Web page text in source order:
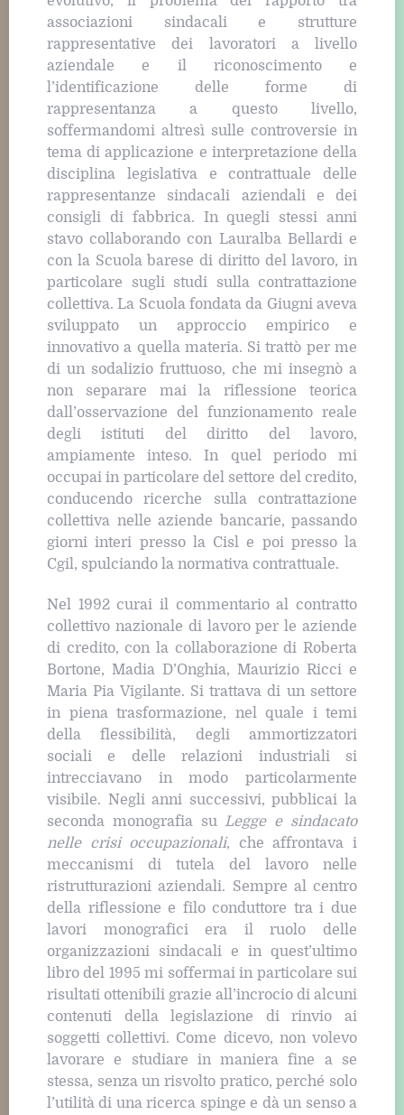
associazioni sindacali e strutture
rappresentative dei lavoratori a livello
aziendale e il riconoscimento e
l’identificazione delle forme di
rappresentanza a questo livello,
soffermandomi altresì sulle controversie in
tema di applicazione e interpretazione della
disciplina legislativa e contrattuale delle
rappresentanze sindacali aziendali e dei
consigli di fabbrica. In quegli stessi anni
stavo collaborando con Lauralba Bellardi e
con la Scuola barese di diritto del lavoro, in
particolare sugli studi sulla contrattazione
collettiva. La Scuola fondata da Giugni aveva
sviluppato un approccio empirico e
innovativo a quella materia. Si trattò per me
di un sodalizio fruttuoso, che mi insegnò a
non separare mai la riflessione teorica
dall’osservazione del funzionamento reale
degli istituti del diritto del lavoro,
ampiamente inteso. In quel periodo mi
occupai in particolare del settore del credito,
conducendo ricerche sulla contrattazione
collettiva nelle aziende bancarie, passando
giorni interi presso la Cisl e poi presso la
Cgil, spulciando la normativa contrattuale.
Nel 1992 curai il commentario al contratto
collettivo nazionale di lavoro per le aziende
di credito, con la collaborazione di Roberta
Bortone, Madia D’Onghia, Maurizio Ricci e
Maria Pia Vigilante. Si trattava di un settore
in piena trasformazione, nel quale i temi
della flessibilità, degli ammortizzatori
sociali e delle relazioni industriali si
intrecciavano in modo particolarmente
visibile. Negli anni successivi, pubblicai la
seconda monografia su Legge e sindacato
nelle crisi occupazionali, che affrontava i
meccanismi di tutela del lavoro nelle
ristrutturazioni aziendali. Sempre al centro
della riflessione e filo conduttore tra i due
lavori monografici era il ruolo delle
organizzazioni sindacali e in quest’ultimo
libro del 1995 mi soffermai in particolare sui
risultati ottenibili grazie all’incrocio di alcuni
contenuti della legislazione di rinvio ai
soggetti collettivi. Come dicevo, non volevo
lavorare e studiare in maniera fine a se
stessa, senza un risvolto pratico, perché solo
l’utilità di una ricerca spinge e dà un senso a